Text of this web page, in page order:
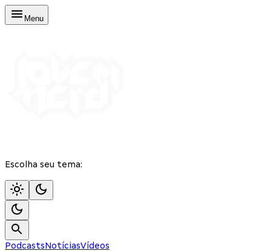
Menu
Escolha seu tema:
PodcastsNotíciasVídeos